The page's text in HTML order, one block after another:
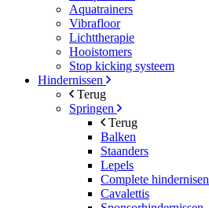
Aquatrainers
Vibrafloor
Lichttherapie
Hooistomers
Stop kicking systeem
Hindernissen
Terug
Springen
Terug
Balken
Staanders
Lepels
Complete hindernisen
Cavalettis